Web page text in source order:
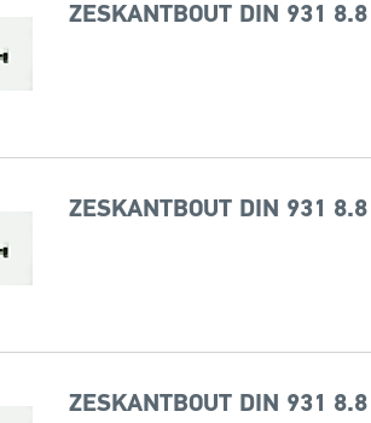
ZESKANTBOUT DIN 931
ZESKANTBOUT DIN 931
ZESKANTBOUT DIN 931